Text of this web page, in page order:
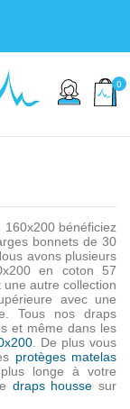
0
160x200 bénéficiez
bonnets de 30
avons plusieurs
en coton 57
une autre collection
avec une
Tous nos draps
et même dans les
. De plus vous
protèges matelas
longe à votre
draps housse sur